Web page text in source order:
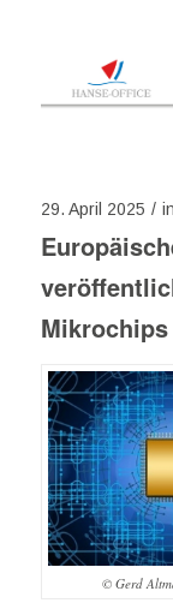
29. April 2025 / in
Mikrochips
© Gerd